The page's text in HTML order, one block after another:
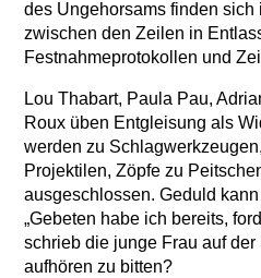
des Ungehorsams finden sich
zwischen den Zeilen in
Festnahmeprotokollen und
Lou Thabart, Paula Pau,
Roux üben Entgleisung als
werden zu
Projektilen, Zöpfe zu
ausgeschlossen. Geduld
„Gebeten habe ich bereits,
schrieb die junge Frau auf
aufhören zu bitten?